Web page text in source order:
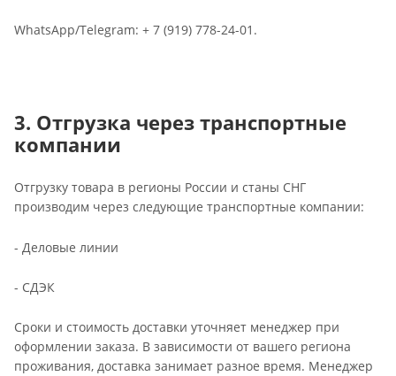
WhatsApp/Telegram: + 7 (919) 778-24-01.
3. Отгрузка через транспортные
компании
Отгрузку товара в регионы России и станы СНГ
производим через следующие транспортные компании:
- Деловые линии
- СДЭК
Сроки и стоимость доставки уточняет менеджер при
оформлении заказа. В зависимости от вашего региона
проживания, доставка занимает разное время. Менеджер